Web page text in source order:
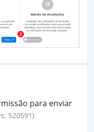
para enviar
520591)